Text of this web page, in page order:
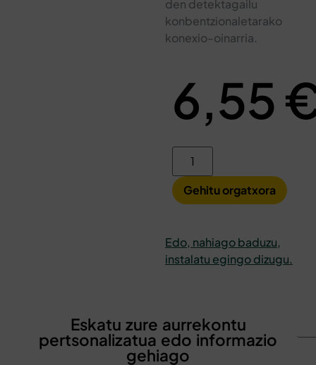
den detektagailu
konbentzionaletarako
konexio-oinarria.
6,55
Gehitu orgatxora
Edo, nahiago baduzu,
instalatu egingo dizugu.
Eskatu zure aurrekontu
pertsonalizatua edo informazio
gehiago